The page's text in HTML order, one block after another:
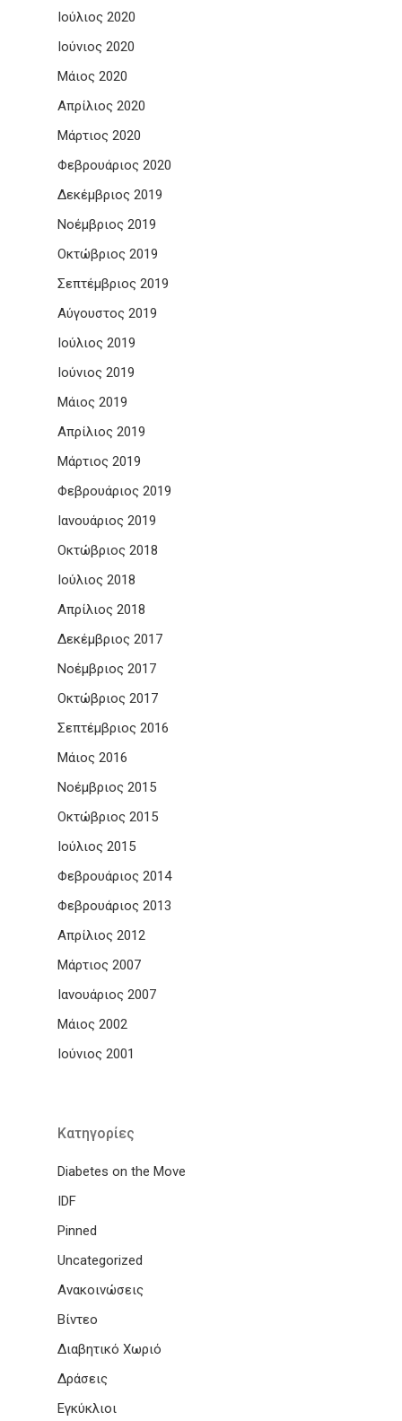
Ιούλιος 2020
Ιούνιος 2020
Μάιος 2020
Απρίλιος 2020
Μάρτιος 2020
Φεβρουάριος 2020
Δεκέμβριος 2019
Νοέμβριος 2019
Οκτώβριος 2019
Σεπτέμβριος 2019
Αύγουστος 2019
Ιούλιος 2019
Ιούνιος 2019
Μάιος 2019
Απρίλιος 2019
Μάρτιος 2019
Φεβρουάριος 2019
Ιανουάριος 2019
Οκτώβριος 2018
Ιούλιος 2018
Απρίλιος 2018
Δεκέμβριος 2017
Νοέμβριος 2017
Οκτώβριος 2017
Σεπτέμβριος 2016
Μάιος 2016
Νοέμβριος 2015
Οκτώβριος 2015
Ιούλιος 2015
Φεβρουάριος 2014
Φεβρουάριος 2013
Απρίλιος 2012
Μάρτιος 2007
Ιανουάριος 2007
Μάιος 2002
Ιούνιος 2001
Kατηγορίες
Diabetes on the Move
IDF
Pinned
Uncategorized
Ανακοινώσεις
Βίντεο
Διαβητικό Χωριό
Δράσεις
Εγκύκλιοι